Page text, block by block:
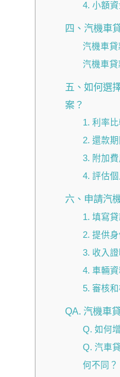
4. 小額
四、汽機車
汽機車
汽機車
五、如何選
案？
1. 利率
2. 還款
3. 附加
4. 評估
六、申請汽
1. 填寫
2. 提供
3. 收入
4. 車輛
5. 審核
QA. 汽機車
Q. 如何
Q. 汽車
何不同？